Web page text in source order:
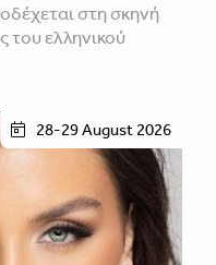
στη σκηνή
του ελληνικού
28-29 August 2026